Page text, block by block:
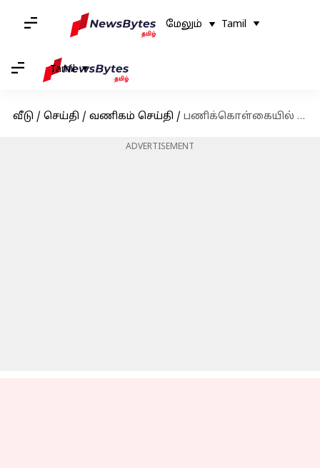
மேலும் Tamil
Tamil
வீடு / செய்தி / வணிகம் செய்தி / பணிக்கொள்கையில் பெரும் மாற்றத்தை அறிவித்துள்ள டெல் நிறுவனம்
ADVERTISEMENT